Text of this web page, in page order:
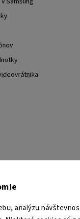
analýzu